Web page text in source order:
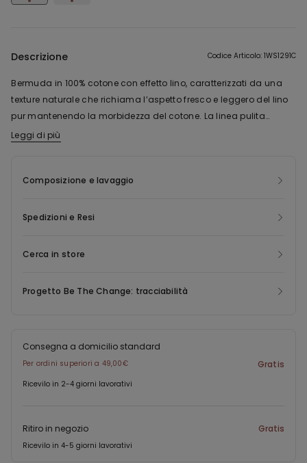
Descrizione Codice Articolo: 1WS1291C
Bermuda in 100% cotone con effetto lino, caratterizzati da una
texture naturale che richiama l’aspetto fresco e leggero del lino
pur mantenendo la morbidezza del cotone. La linea pulita
presenta una vita liscia sul davanti e un inserto elasticizzato sul
rendono ideali per la stagione calda, perfetti per look casual
contemporaneo.
Leggi di più
Composizione e lavaggio
Spedizioni e Resi
Cerca in store
Progetto Be The Change: tracciabilità
Consegna a domicilio standard
Per ordini superiori a 49,00€ Gratis
Ricevilo in 2-4 giorni lavorativi
Ritiro in negozio Gratis
Ricevilo in 4-5 giorni lavorativi